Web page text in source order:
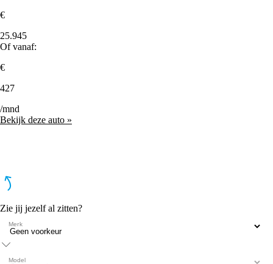
€
25.945
Of vanaf:
€
427
/mnd
Bekijk deze auto »
Zie jij jezelf al zitten?
Merk
Model